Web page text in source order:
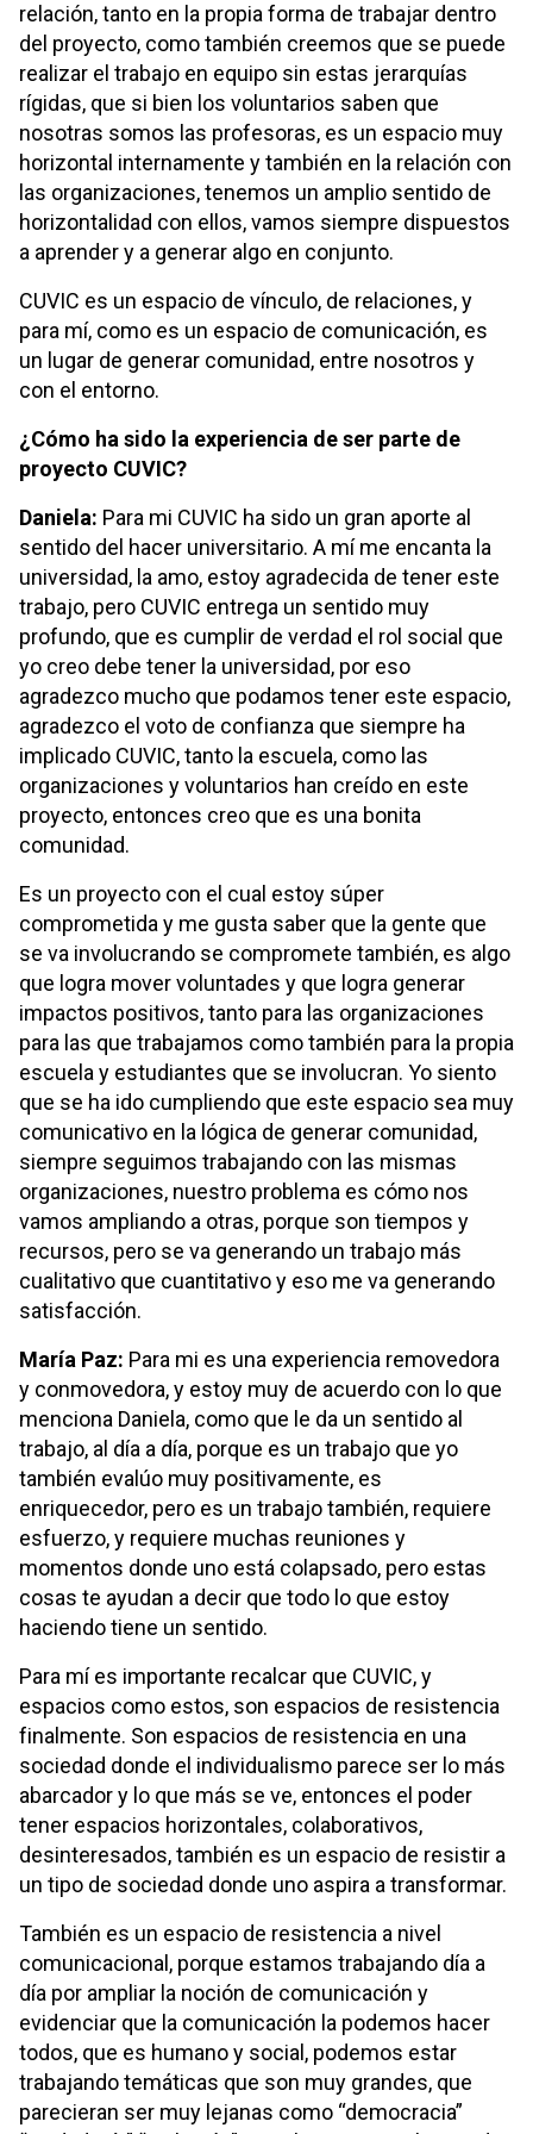
relación, tanto en la propia forma de trabajar dentro
del proyecto, como también creemos que se puede
realizar el trabajo en equipo sin estas jerarquías
rígidas, que si bien los voluntarios saben que
nosotras somos las profesoras, es un espacio muy
horizontal internamente y también en la relación con
las organizaciones, tenemos un amplio sentido de
horizontalidad con ellos, vamos siempre dispuestos
a aprender y a generar algo en conjunto.
CUVIC es un espacio de vínculo, de relaciones, y
para mí, como es un espacio de comunicación, es
un lugar de generar comunidad, entre nosotros y
con el entorno.
¿Cómo ha sido la experiencia de ser parte de
proyecto CUVIC?
Daniela: Para mi CUVIC ha sido un gran aporte al
sentido del hacer universitario. A mí me encanta la
universidad, la amo, estoy agradecida de tener este
trabajo, pero CUVIC entrega un sentido muy
profundo, que es cumplir de verdad el rol social que
yo creo debe tener la universidad, por eso
agradezco mucho que podamos tener este espacio,
agradezco el voto de confianza que siempre ha
implicado CUVIC, tanto la escuela, como las
organizaciones y voluntarios han creído en este
proyecto, entonces creo que es una bonita
comunidad.
Es un proyecto con el cual estoy súper
comprometida y me gusta saber que la gente que
se va involucrando se compromete también, es algo
que logra mover voluntades y que logra generar
impactos positivos, tanto para las organizaciones
para las que trabajamos como también para la propia
escuela y estudiantes que se involucran. Yo siento
que se ha ido cumpliendo que este espacio sea muy
comunicativo en la lógica de generar comunidad,
siempre seguimos trabajando con las mismas
organizaciones, nuestro problema es cómo nos
vamos ampliando a otras, porque son tiempos y
recursos, pero se va generando un trabajo más
cualitativo que cuantitativo y eso me va generando
satisfacción.
María Paz: Para mi es una experiencia removedora
y conmovedora, y estoy muy de acuerdo con lo que
menciona Daniela, como que le da un sentido al
trabajo, al día a día, porque es un trabajo que yo
también evalúo muy positivamente, es
enriquecedor, pero es un trabajo también, requiere
esfuerzo, y requiere muchas reuniones y
momentos donde uno está colapsado, pero estas
cosas te ayudan a decir que todo lo que estoy
haciendo tiene un sentido.
Para mí es importante recalcar que CUVIC, y
espacios como estos, son espacios de resistencia
finalmente. Son espacios de resistencia en una
sociedad donde el individualismo parece ser lo más
abarcador y lo que más se ve, entonces el poder
tener espacios horizontales, colaborativos,
desinteresados, también es un espacio de resistir a
un tipo de sociedad donde uno aspira a transformar.
También es un espacio de resistencia a nivel
comunicacional, porque estamos trabajando día a
día por ampliar la noción de comunicación y
evidenciar que la comunicación la podemos hacer
todos, que es humano y social, podemos estar
trabajando temáticas que son muy grandes, que
parecieran ser muy lejanas como “democracia”